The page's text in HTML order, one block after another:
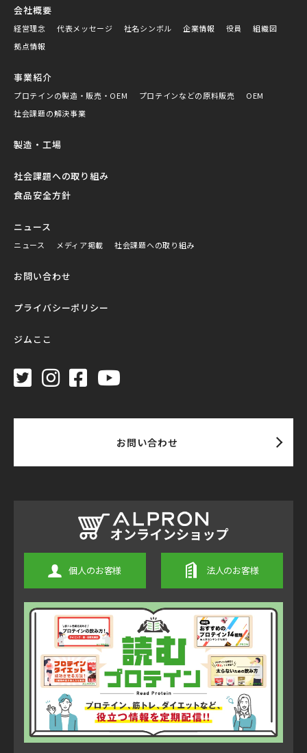
会社概要
経営理念 代表メッセージ 社名シンボル 企業情報 役員
組織図
拠点情報
事業紹介
プロテインの製造・販売・OEM プロテインなどの原料販売
OEM
社会課題の解決事業
製造・工場
社会課題への取り組み
食品安全方針
ニュース
ニュース メディア掲載 社会課題への取り組み
お問い合わせ
プライバシーポリシー
ジムここ
お問い合わせ
個人のお客様 法人のお客様